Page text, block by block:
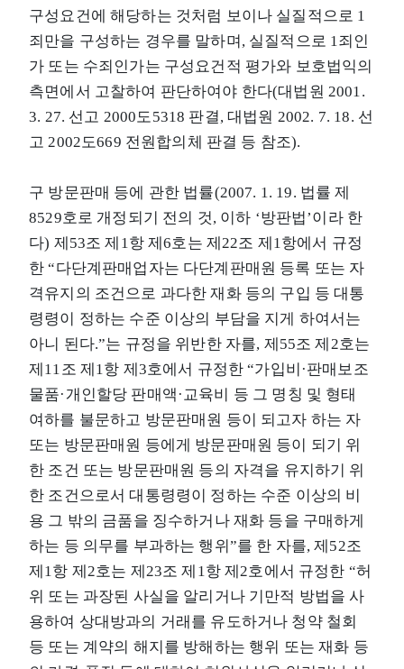
구성요건에 해당하는 것처럼 보이나 실질적으로 1
죄만을 구성하는 경우를 말하며, 실질적으로 1죄인
가 또는 수죄인가는 구성요건적 평가와 보호법익의
측면에서 고찰하여 판단하여야 한다(대법원 2001.
3. 27. 선고 2000도5318 판결, 대법원 2002. 7. 18. 선
고 2002도669 전원합의체 판결 등 참조).
구 방문판매 등에 관한 법률(2007. 1. 19. 법률 제
8529호로 개정되기 전의 것, 이하 ‘방판법’이라 한
다) 제53조 제1항 제6호는 제22조 제1항에서 규정
한 “다단계판매업자는 다단계판매원 등록 또는 자
격유지의 조건으로 과다한 재화 등의 구입 등 대통
령령이 정하는 수준 이상의 부담을 지게 하여서는
아니 된다.”는 규정을 위반한 자를, 제55조 제2호는
제11조 제1항 제3호에서 규정한 “가입비·판매보조
물품·개인할당 판매액·교육비 등 그 명칭 및 형태
여하를 불문하고 방문판매원 등이 되고자 하는 자
또는 방문판매원 등에게 방문판매원 등이 되기 위
한 조건 또는 방문판매원 등의 자격을 유지하기 위
한 조건으로서 대통령령이 정하는 수준 이상의 비
용 그 밖의 금품을 징수하거나 재화 등을 구매하게
하는 등 의무를 부과하는 행위”를 한 자를, 제52조
제1항 제2호는 제23조 제1항 제2호에서 규정한 “허
위 또는 과장된 사실을 알리거나 기만적 방법을 사
용하여 상대방과의 거래를 유도하거나 청약 철회
등 또는 계약의 해지를 방해하는 행위 또는 재화 등